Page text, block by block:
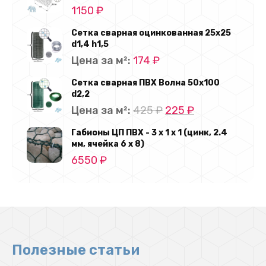
1150 ₽
Сетка сварная оцинкованная 25х25
d1,4 h1,5
Цена за м²: 174 ₽
Сетка сварная ПВХ Волна 50х100
d2,2
Цена за м²: 425₽ Первоначальная
цена
составляла
225 ₽Текущая
Габионы ЦП ПВХ - 3 х 1 х 1 (цинк, 2.4
мм, ячейка 6 х 8)
6550 ₽
Полезные статьи